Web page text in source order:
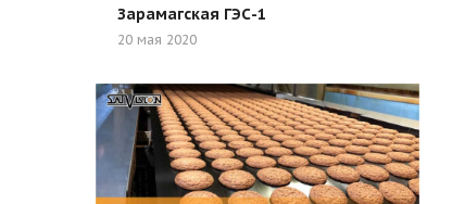
Зарамагская ГЭС-1
20 мая 2020